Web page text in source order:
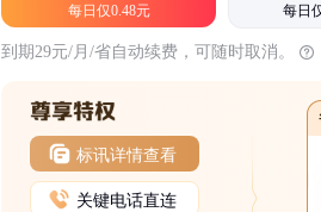
每日仅0.48元 每日
到期29元/月/省自动续费，可随时取消。
标讯详情查看
关键电话直连